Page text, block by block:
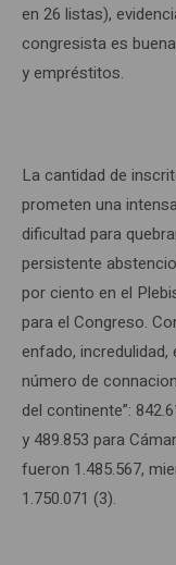
en 26 listas),
congresista es
y empréstitos.
La cantidad de
prometen una
dificultad para
persistente
por ciento en el
para el Congreso.
enfado,
número de
del continente”:
y 489.853 para
fueron 1.485.567,
1.750.071 (3).